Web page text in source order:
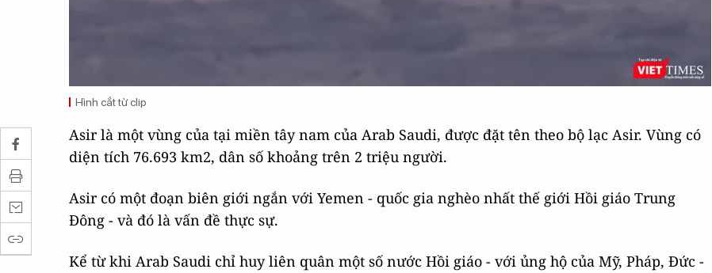
Hình cắt từ clip
Asir là một vùng của tại miền tây nam của Arab Saudi, được đặt tên theo bộ lạc Asir. Vùng có
diện tích 76.693 km2, dân số khoảng trên 2 triệu người.
Asir có một đoạn biên giới ngắn với Yemen - quốc gia nghèo nhất thế giới Hồi giáo Trung
Đông - và đó là vấn đề thực sự.
Kể từ khi Arab Saudi chỉ huy liên quân một số nước Hồi giáo - với ủng hộ của Mỹ, Pháp, Đức -